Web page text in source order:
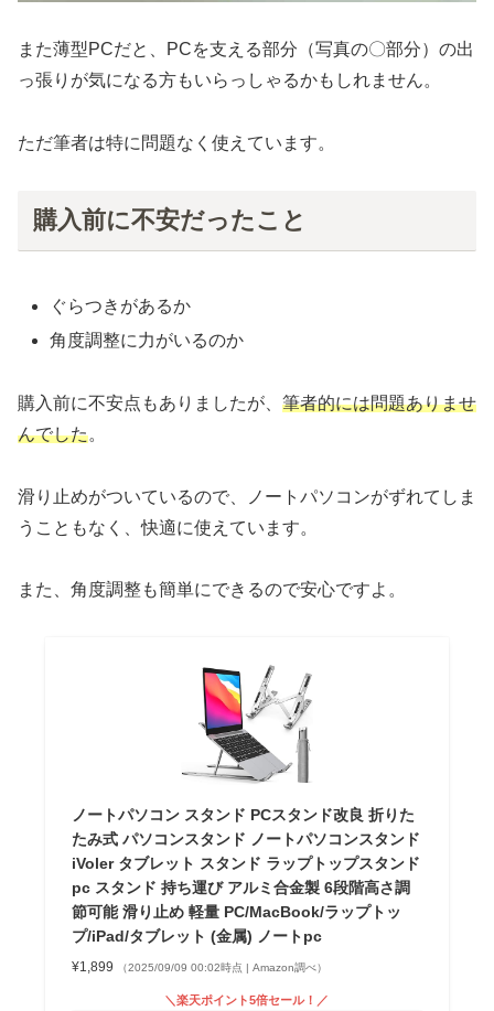
また薄型PCだと、PCを支える部分（写真の〇部分）の出
っ張りが気になる方もいらっしゃるかもしれません。
ただ筆者は特に問題なく使えています。
購入前に不安だったこと
ぐらつきがあるか
角度調整に力がいるのか
購入前に不安点もありましたが、 筆者的には問題ありませ
んでした。
滑り止めがついているので、ノートパソコンがずれてしま
うこともなく、快適に使えています。
また、角度調整も簡単にできるので安心ですよ。
ノートパソコン スタンド PCスタンド改良 折りた
たみ式 パソコンスタンド ノートパソコンスタンド
iVoler タブレット スタンド ラップトップスタンド
pc スタンド 持ち運び アルミ合金製 6段階高さ調
節可能 滑り止め 軽量 PC/MacBook/ラップトッ
プ/iPad/タブレット (金属) ノートpc
¥1,899 （2025/09/09 00:02時点 | Amazon調べ）
＼楽天ポイント5倍セール！／